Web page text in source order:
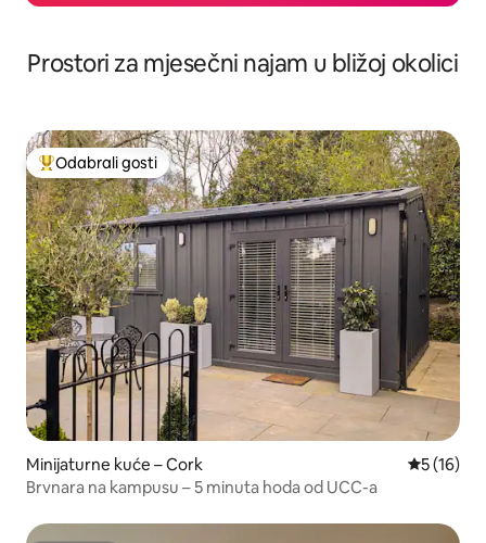
Prostori za mjesečni najam u bližoj okolici
Među najviše rangiranima s oznakom „Odabrali gosti”
Odabrali gosti
Minijaturne kuće – Cork Prosječna
5 (16)
Brvnara na kampusu – 5 minuta hoda od UCC-a